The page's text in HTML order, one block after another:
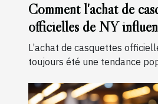
Comment l'achat de
officielles de NY
locale
L’achat de casquettes
toujours été une tendance